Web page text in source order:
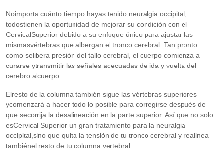
Noimporta cuánto tiempo hayas tenido neuralgia occipital,
todostienen la oportunidad de mejorar su condición con el
CervicalSuperior debido a su enfoque único para ajustar las
mismasvértebras que albergan el tronco cerebral. Tan pronto
como selibera presión del tallo cerebral, el cuerpo comienza a
curarse ytransmitir las señales adecuadas de ida y vuelta del
cerebro alcuerpo.
Elresto de la columna también sigue las vértebras superiores
ycomenzará a hacer todo lo posible para corregirse después de
que secorrija la desalineación en la parte superior. Así que no solo
esCervical Superior un gran tratamiento para la neuralgia
occipital,sino que quita la tensión de tu tronco cerebral y realinea
tambiénel resto de tu columna vertebral.